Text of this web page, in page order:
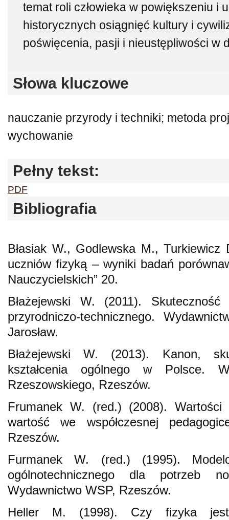
temat roli człowieka w powiększeniu i
historycznych osiągnięć kultury i
poświęcenia, pasji i nieustępliwości w
Słowa kluczowe
nauczanie przyrody i techniki; metoda
wychowanie
Pełny tekst:
PDF
Bibliografia
Błasiak W., Godlewska M., Turkiewicz
uczniów fizyką – wyniki badań
Nauczycielskich” 20.
Błażejewski W. (2011). Skuteczność
przyrodniczo-technicznego.
Jarosław.
Błażejewski W. (2013). Kanon,
kształcenia ogólnego w Polsce.
Rzeszowskiego, Rzeszów.
Frumanek W. (red.) (2008).
wartość we współczesnej
Rzeszów.
Furmanek W. (red.) (1995).
ogólnotechnicznego dla potrzeb
Wydawnictwo WSP, Rzeszów.
Heller M. (1998). Czy fizyka jest